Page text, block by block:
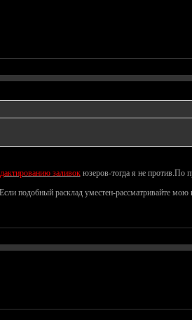
заливокюзеров-тогда я не против.По
Если подобный расклад уместен-рассматривайте